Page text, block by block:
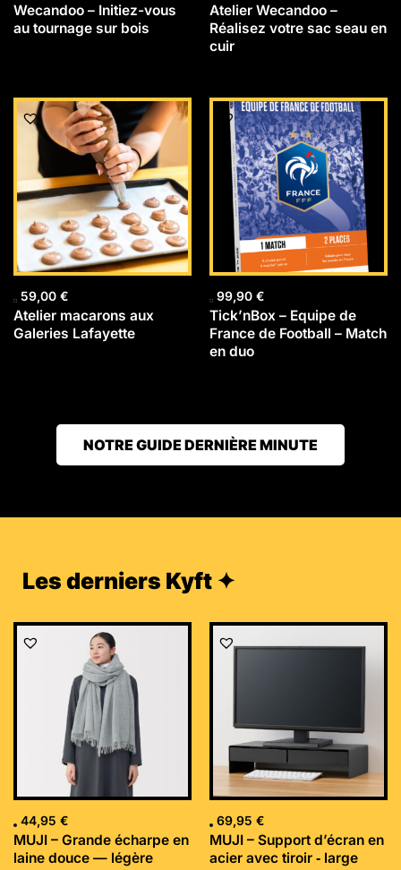
Wecandoo – Initiez-vous
au tournage sur bois
Atelier Wecandoo –
Réalisez votre sac seau en
cuir
59,00 €
Atelier macarons aux
Galeries Lafayette
99,90 €
Tick’nBox – Equipe de
France de Football – Match
en duo
NOTRE GUIDE DERNIÈRE MINUTE
Les derniers Kyft ✦
44,95 €
MUJI – Grande écharpe en
laine douce — légère
69,95 €
MUJI – Support d’écran en
acier avec tiroir ‐ large